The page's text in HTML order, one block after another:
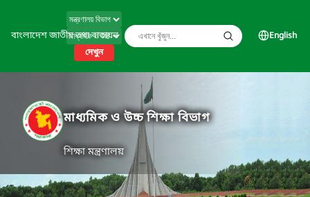
বাংলাদেশ জাতীয় তথ্য বাতায়ন
দেখুন
English
মাধ্যমিক ও উচ্চ শিক্ষা বিভাগ
শিক্ষা মন্ত্রণালয়